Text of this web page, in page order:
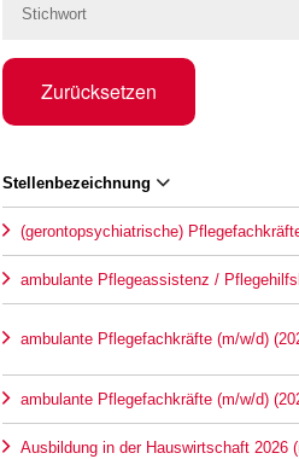
Zurücksetzen
Stellenbezeichnung
(gerontopsychiatrische)
ambulante Pflegeassistenz /
ambulante Pflegefachkräfte (m/w/d)
ambulante Pflegefachkräfte (m/w/d)
Ausbildung in der Hauswirtschaft 2026